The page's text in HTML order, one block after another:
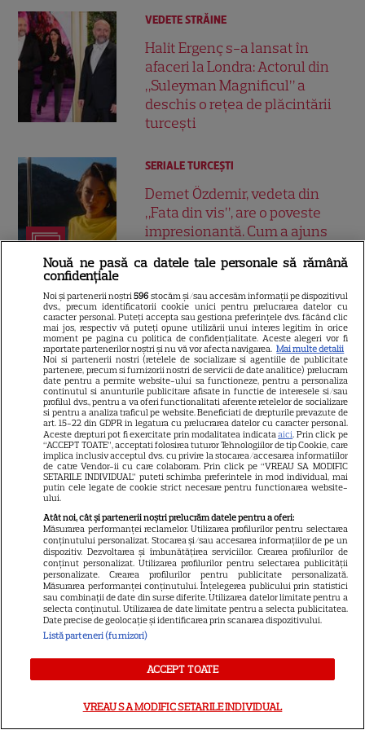
VEDETE STRĂINE
Halit Ergenç s-a lansat în
afaceri la Londra: Actorul din
„Suleyman Magnificul” a
deschis o rețea de plăcintării
turcești
12
SERIALE TURCEŞTI
Demet Özdemir, vedeta din
„Fata din vis”, are o poveste
impresionantă. Cum a ajuns
actrițe din Turcia
32
VEDETE STRĂINE
Cum își petrec vara cele mai
iubite actrițe din serialele
turcești. Fahriye Evcen, Hande
Erçel și Neslihan Atagül,
imagini din vacanță
31
VEDETE STRĂINE
Can Yaman revine pe ecrane
diferită. Actorul joacă un
avocat în noul serial „Bro”,
filmat în Italia
ARTICOLE PARTENERI
Anunțul momentului! A vrut
Nouă ne pasă ca datele tale personale să rămână
confidențiale
Noi și partenerii noștri596 stocăm și/sau accesăm informații pe dispozitivul
dvs., precum identificatorii cookie unici pentru prelucrarea datelor cu
caracter personal. Puteți accepta sau gestiona preferințele dvs. făcând clic
mai jos, respectiv vă puteți opune utilizării unui interes legitim în orice
moment pe pagina cu politica de confidențialitate. Aceste alegeri vor fi
raportate partenerilor noștri și nu vă vor afecta navigarea. Mai multe detalii
Noi si partenerii nostri (retelele de socializare si agentiile de publicitate
partenere, precum si furnizorii nostri de servicii de date analitice) prelucram
date pentru a permite website-ului sa functioneze, pentru a personaliza
continutul si anunturile publicitare afisate in functie de interesele si/sau
profilul dvs., pentru a va oferi functionalitati aferente retelelor de socializare
si pentru a analiza traficul pe website. Beneficiati de drepturile prevazute de
art. 15-22 din GDPR in legatura cu prelucrarea datelor cu caracter personal.
Aceste drepturi pot fi exercitate prin modalitatea indicataaici. Prin click pe
“ACCEPT TOATE”, acceptati folosirea tuturor Tehnologiilor de tip Cookie, care
implica inclusiv acceptul dvs. cu privire la stocarea/accesarea informatiilor
de catre Vendor-ii cu care colaboram. Prin click pe “VREAU SA MODIFIC
SETARILE INDIVIDUAL” puteti schimba preferintele in mod individual, mai
putin cele legate de cookie strict necesare pentru functionarea website-
ului.
Atât noi, cât și partenerii noștri prelucrăm datele pentru a oferi:
Măsurarea performanței reclamelor. Utilizarea profilurilor pentru selectarea
conținutului personalizat. Stocarea și/sau accesarea informațiilor de pe un
dispozitiv. Dezvoltarea și îmbunătățirea serviciilor. Crearea profilurilor de
conținut personalizat. Utilizarea profilurilor pentru selectarea publicității
personalizate. Crearea profilurilor pentru publicitate personalizată.
Măsurarea performanței conținutului. Înțelegerea publicului prin statistici
sau combinații de date din surse diferite. Utilizarea datelor limitate pentru a
selecta conținutul. Utilizarea de date limitate pentru a selecta publicitatea.
Date precise de geolocație și identificarea prin scanarea dispozitivului.
Listă parteneri (furnizori)
ACCEPT TOATE
VREAU SA MODIFIC SETARILE INDIVIDUAL